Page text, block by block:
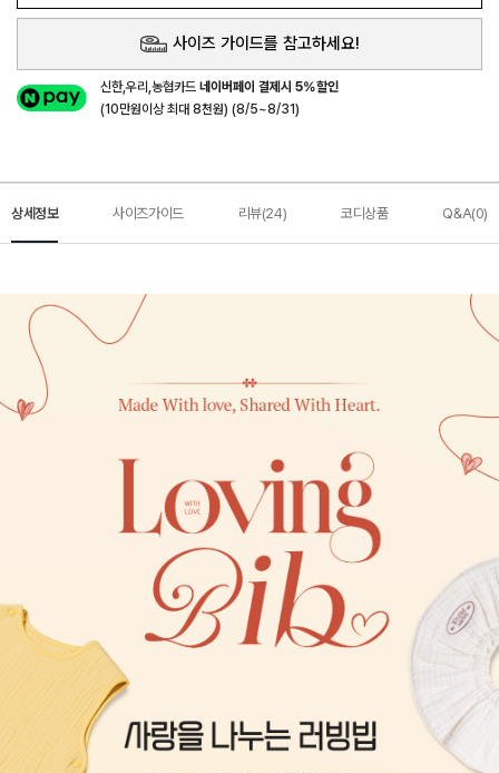
사이즈 가이드를 참고하세요!
신한,우리,농협카드네이버페이 결제시 5%할인
(10만원이상 최대 8천원) (8/5~8/31)
상세정보 사이즈가이드 리뷰(24) 코디상품 Q&A(0)